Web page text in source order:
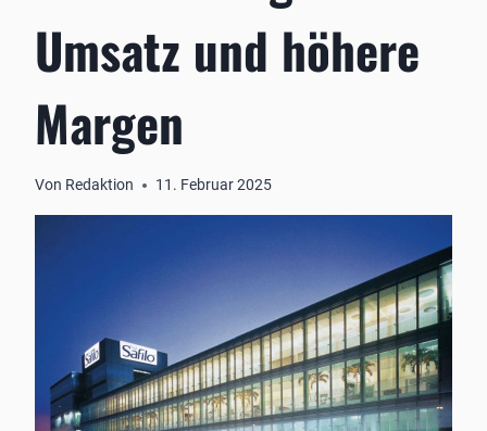
Umsatz und höhere
Margen
Von Redaktion 11. Februar 2025